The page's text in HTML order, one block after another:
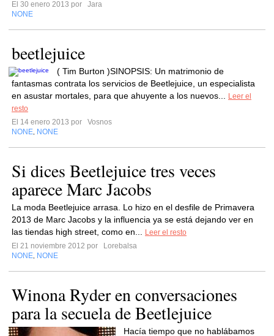
El 30 enero 2013 por
Jara
NONE
beetlejuice
( Tim Burton )SINOPSIS: Un matrimonio de
fantasmas contrata los servicios de Beetlejuice, un especialista
en asustar mortales, para que ahuyente a los nuevos...
Leer el
resto
El 14 enero 2013 por
Vosnos
NONE NONE
Si dices Beetlejuice tres veces
aparece Marc Jacobs
La moda Beetlejuice arrasa. Lo hizo en el desfile de Primavera
2013 de Marc Jacobs y la influencia ya se está dejando ver en
las tiendas high street, como en...
Leer el resto
El 21 noviembre 2012 por
Lorebalsa
NONE NONE
Winona Ryder en conversaciones
para la secuela de Beetlejuice
Hacía tiempo que no hablábamos